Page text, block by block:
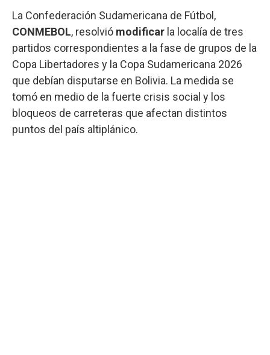
La Confederación Sudamericana de Fútbol,
CONMEBOL, resolvió modificar la localía de tres
partidos correspondientes a la fase de grupos de la
Copa Libertadores y la Copa Sudamericana 2026
que debían disputarse en Bolivia. La medida se
tomó en medio de la fuerte crisis social y los
bloqueos de carreteras que afectan distintos
puntos del país altiplánico.